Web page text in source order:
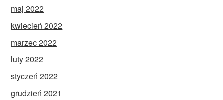
maj 2022
kwiecień 2022
marzec 2022
luty 2022
styczeń 2022
grudzień 2021